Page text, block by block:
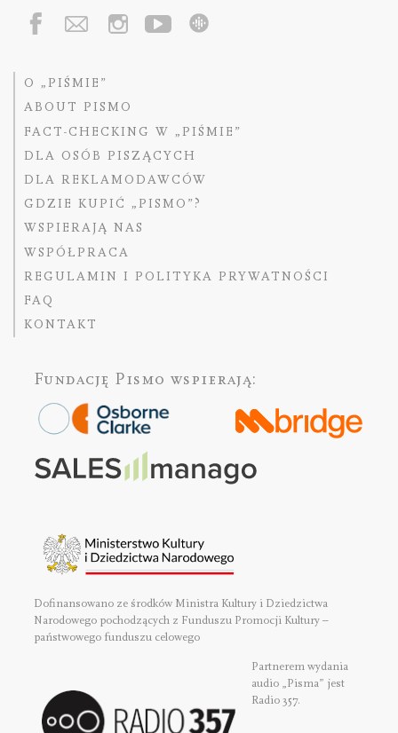
O „PIŚMIE”
ABOUT PISMO
FACT-CHECKING W „PIŚMIE”
DLA OSÓB PISZĄCYCH
DLA REKLAMODAWCÓW
GDZIE KUPIĆ „PISMO”?
WSPIERAJĄ NAS
WSPÓŁPRACA
REGULAMIN I POLITYKA PRYWATNOŚCI
FAQ
KONTAKT
Fundację Pismo wspierają:
Dofinansowano ze środków Ministra Kultury i Dziedzictwa
Narodowego pochodzących z Funduszu Promocji Kultury –
państwowego funduszu celowego
Partnerem wydania
audio „Pisma” jest
Radio 357.